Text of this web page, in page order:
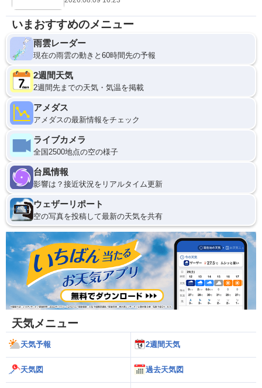
いまおすすめのメニュー
雨雲レーダー
現在の雨雲の動きと60時間先の予報
2週間天気
2週間先までの天気・気温を掲載
アメダス
アメダスの最新情報をチェック
ライブカメラ
全国2500地点の空の様子
台風情報
影響は？接近状況をリアルタイム更新
ウェザーリポート
空の写真を投稿して最新の天気を共有
天気メニュー
天気予報 2週間天気
天気図 過去天気図